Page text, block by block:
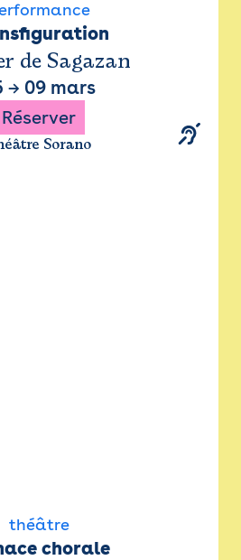
de Sagazan
→ 09 mars
Réserver
Sorano
théâtre
chorale